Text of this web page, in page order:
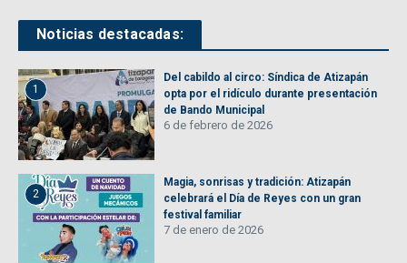
Noticias destacadas:
1
Del cabildo al circo: Síndica de Atizapán
opta por el ridículo durante presentación
de Bando Municipal
6 de febrero de 2026
2
Magia, sonrisas y tradición: Atizapán
celebrará el Día de Reyes con un gran
festival familiar
7 de enero de 2026